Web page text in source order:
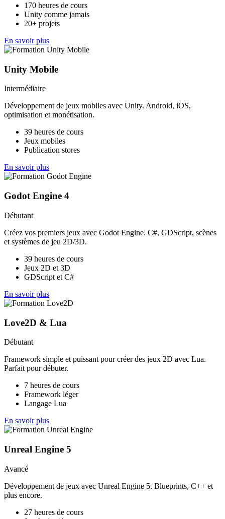
170 heures de cours
Unity comme jamais
20+ projets
En savoir plus
Unity Mobile
Intermédiaire
Développement de jeux mobiles avec Unity. Android, iOS,
optimisation et monétisation.
39 heures de cours
Jeux mobiles
Publication stores
En savoir plus
Godot Engine 4
Débutant
Créez vos premiers jeux avec Godot Engine. C#, GDScript, scènes
et systèmes de jeu 2D/3D.
39 heures de cours
Jeux 2D et 3D
GDScript et C#
En savoir plus
Love2D & Lua
Débutant
Framework simple et puissant pour créer des jeux 2D avec Lua.
Parfait pour débuter.
7 heures de cours
Framework léger
Langage Lua
En savoir plus
Unreal Engine 5
Avancé
Développement de jeux avec Unreal Engine 5. Blueprints, C++ et
plus encore.
27 heures de cours